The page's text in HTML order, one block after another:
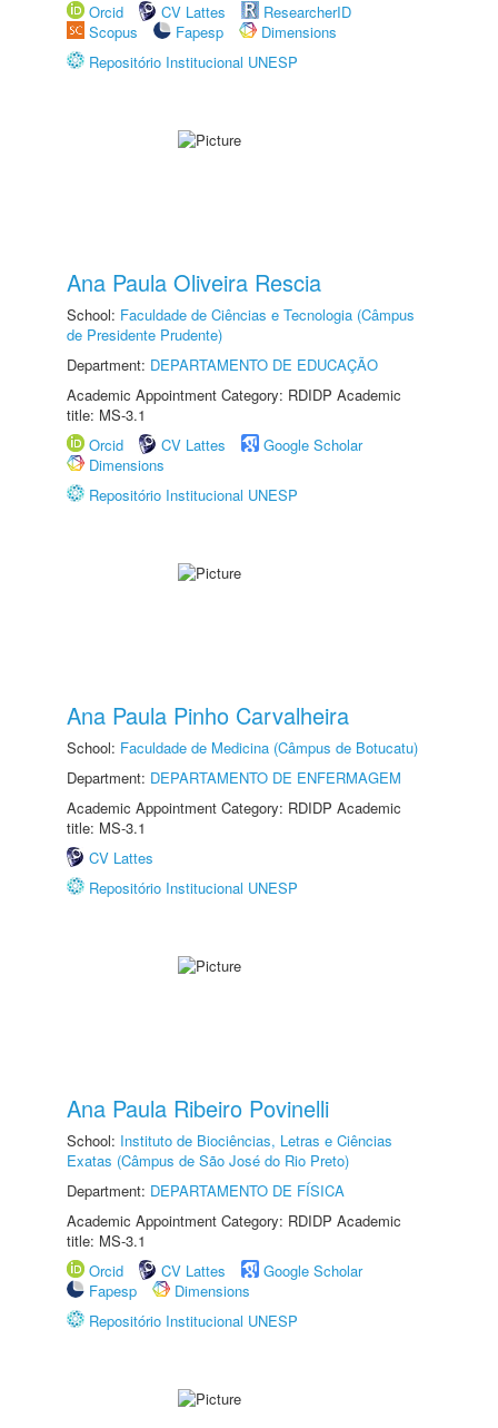
Orcid
CV Lattes
ResearcherID
Scopus
Fapesp
Dimensions
Repositório Institucional UNESP
Ana Paula Oliveira Rescia
School: Faculdade de Ciências e Tecnologia (Câmpus
de Presidente Prudente)
Department: DEPARTAMENTO DE EDUCAÇÃO
Academic Appointment Category: RDIDP Academic
title: MS-3.1
Orcid
CV Lattes
Google Scholar
Dimensions
Repositório Institucional UNESP
Ana Paula Pinho Carvalheira
School: Faculdade de Medicina (Câmpus de Botucatu)
Department: DEPARTAMENTO DE ENFERMAGEM
Academic Appointment Category: RDIDP Academic
title: MS-3.1
CV Lattes
Repositório Institucional UNESP
Ana Paula Ribeiro Povinelli
School: Instituto de Biociências, Letras e Ciências
Exatas (Câmpus de São José do Rio Preto)
Department: DEPARTAMENTO DE FÍSICA
Academic Appointment Category: RDIDP Academic
title: MS-3.1
Orcid
CV Lattes
Google Scholar
Fapesp
Dimensions
Repositório Institucional UNESP